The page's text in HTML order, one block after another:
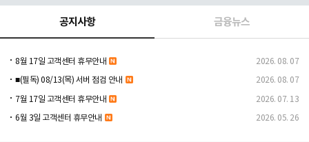
공지사항 금융뉴스
8월 17일 고객센터 휴무안내 2026. 08. 07
■(필독) 08/13(목) 서버 점검 안내 2026. 08. 07
7월 17일 고객센터 휴무안내 2026. 07. 13
6월 3일 고객센터 휴무안내 2026. 05. 26